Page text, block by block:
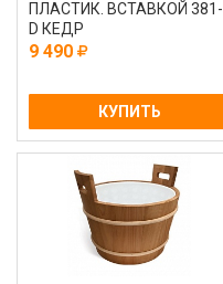
ПЛАСТИК. ВСТАВКОЙ 381-
D КЕДР
9 490
КУПИТЬ